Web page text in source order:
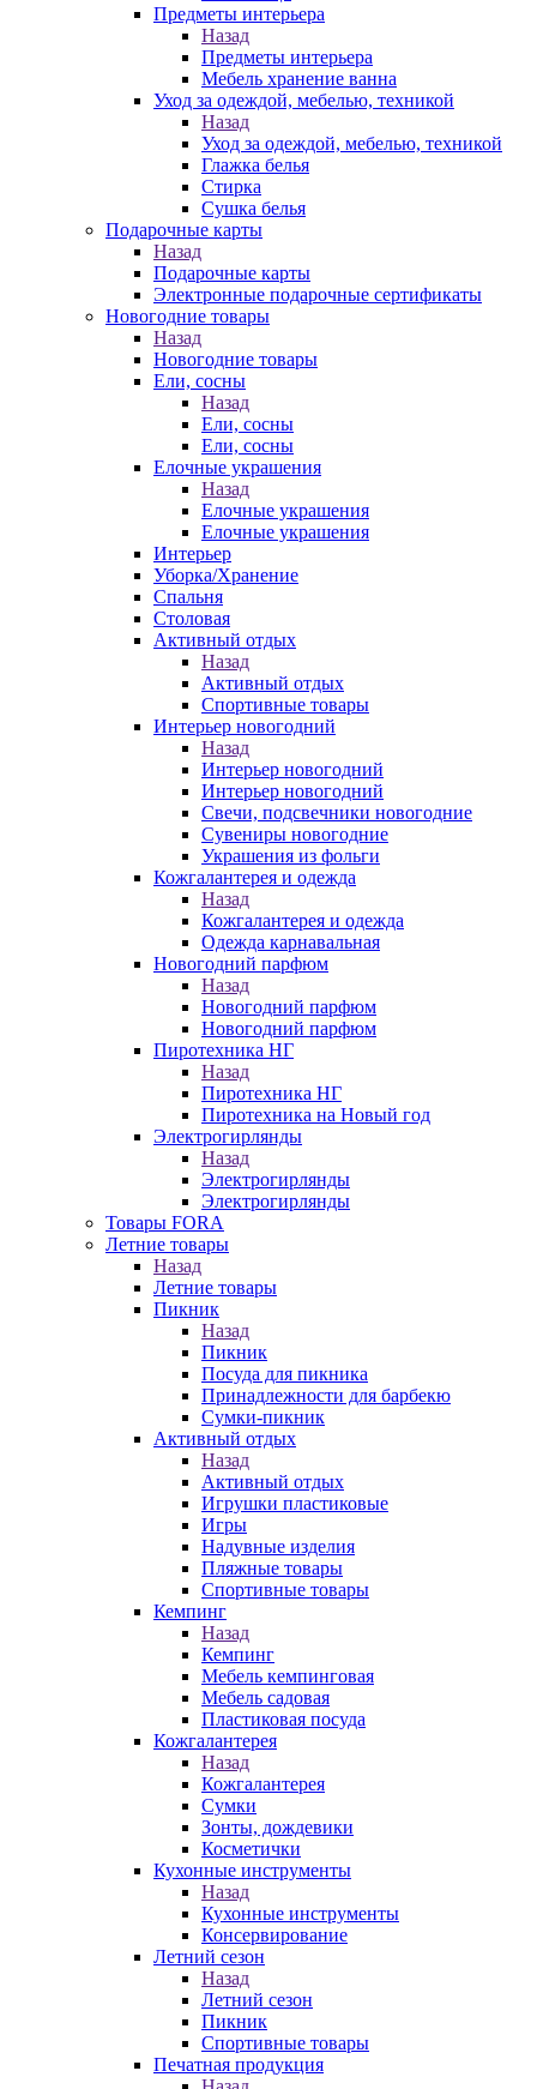
Предметы интерьера
Назад
Предметы интерьера
Мебель хранение ванна
Уход за одеждой, мебелью, техникой
Назад
Уход за одеждой, мебелью, техникой
Глажка белья
Стирка
Сушка белья
Подарочные карты
Назад
Подарочные карты
Электронные подарочные сертификаты
Новогодние товары
Назад
Новогодние товары
Ели, сосны
Назад
Ели, сосны
Ели, сосны
Елочные украшения
Назад
Елочные украшения
Елочные украшения
Интерьер
Уборка/Хранение
Спальня
Столовая
Активный отдых
Назад
Активный отдых
Спортивные товары
Интерьер новогодний
Назад
Интерьер новогодний
Интерьер новогодний
Свечи, подсвечники новогодние
Сувениры новогодние
Украшения из фольги
Кожгалантерея и одежда
Назад
Кожгалантерея и одежда
Одежда карнавальная
Новогодний парфюм
Назад
Новогодний парфюм
Новогодний парфюм
Пиротехника НГ
Назад
Пиротехника НГ
Пиротехника на Новый год
Электрогирлянды
Назад
Электрогирлянды
Электрогирлянды
Товары FORA
Летние товары
Назад
Летние товары
Пикник
Назад
Пикник
Посуда для пикника
Принадлежности для барбекю
Сумки-пикник
Активный отдых
Назад
Активный отдых
Игрушки пластиковые
Игры
Надувные изделия
Пляжные товары
Спортивные товары
Кемпинг
Назад
Кемпинг
Мебель кемпинговая
Мебель садовая
Пластиковая посуда
Кожгалантерея
Назад
Кожгалантерея
Сумки
Зонты, дождевики
Косметички
Кухонные инструменты
Назад
Кухонные инструменты
Консервирование
Летний сезон
Назад
Летний сезон
Пикник
Спортивные товары
Печатная продукция